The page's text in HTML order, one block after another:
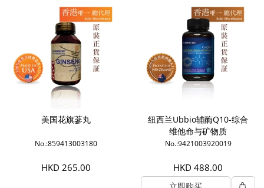
美国花旗蔘丸
No.:859413003180
HKD 265.00
纽西兰Ubbio辅酶Q10-综合
维他命与矿物质
No.:9421003920019
HKD 488.00